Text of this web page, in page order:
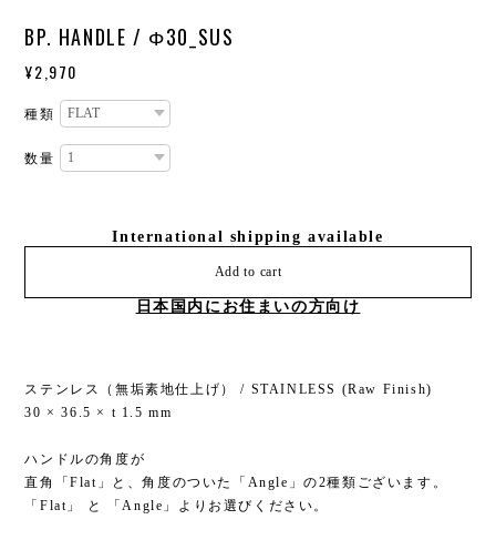
BP. HANDLE / Φ30_SUS
¥2,970
種類
数量
International shipping available
Add to cart
日本国内にお住まいの方向け
ステンレス（無垢素地仕上げ） / STAINLESS (Raw Finish)
30 × 36.5 × t 1.5 mm
ハンドルの角度が
直角「Flat」と、角度のついた「Angle」の2種類ございます。
「Flat」 と 「Angle」よりお選びください。